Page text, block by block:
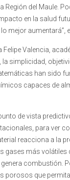
Región del Maule.
en la salud
mejor aumentará”,
Felipe Valencia,
la simplicidad,
han sido
capaces de
de vista
para ver
reacciona a la
gases más volátiles
combustión.
porosos que